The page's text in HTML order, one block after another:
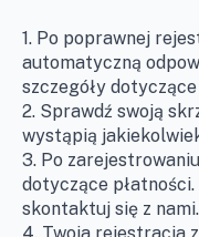
1. Po poprawnej
automatyczną
szczegóły
2. Sprawdź swoją
wystąpią
3. Po
dotyczące
skontaktuj się z nami.